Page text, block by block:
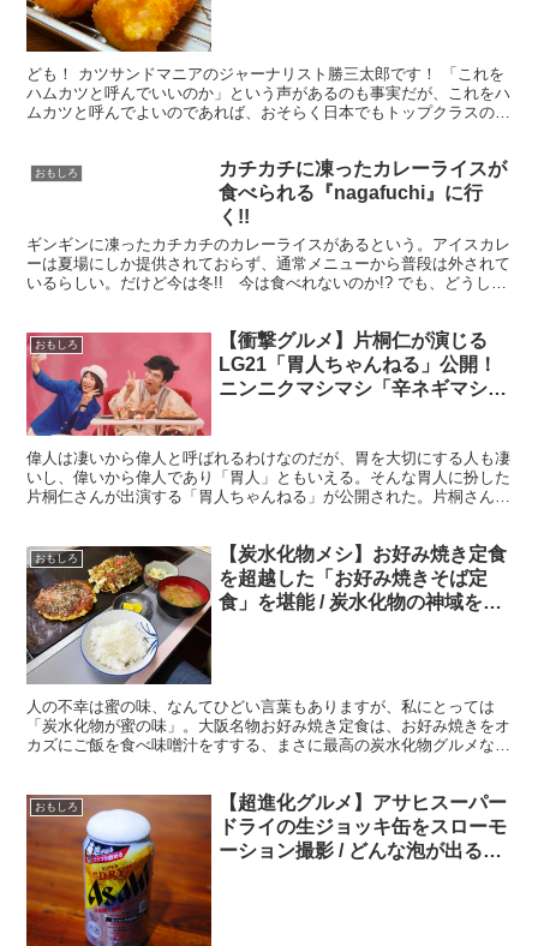
ども！ カツサンドマニアのジャーナリスト勝三太郎です！ 「これを
ハムカツと呼んでいいのか」という声があるのも事実だが、これをハ
ムカツと呼んでよいのであれば、おそらく日本でもトップクラスの美
おもしろ
カチカチに凍ったカレーライスが
食べられる『nagafuchi』に行
く!!
ギンギンに凍ったカチカチのカレーライスがあるという。アイスカレ
ーは夏場にしか提供されておらず、通常メニューから普段は外されて
いるらしい。だけど今は冬!! 今は食べれないのか!? でも、どうして
おもしろ
【衝撃グルメ】片桐仁が演じる
LG21「胃人ちゃんねる」公開！
ニンニクマシマシ「辛ネギマシマ
偉人は凄いから偉人と呼ばれるわけなのだが、胃を大切にする人も凄
いし、偉いから偉人であり「胃人」ともいえる。そんな胃人に扮した
片桐仁さんが出演する「胃人ちゃんねる」が公開された。片桐さんが
おもしろ
【炭水化物メシ】お好み焼き定食
を超越した「お好み焼きそば定
食」を堪能 / 炭水化物の神域を刮
人の不幸は蜜の味、なんてひどい言葉もありますが、私にとっては
「炭水化物が蜜の味」。大阪名物お好み焼き定食は、お好み焼きをオ
カズにご飯を食べ味噌汁をすする、まさに最高の炭水化物グルメなの
おもしろ
【超進化グルメ】アサヒスーパー
ドライの生ジョッキ缶をスローモ
ーション撮影 / どんな泡が出るの